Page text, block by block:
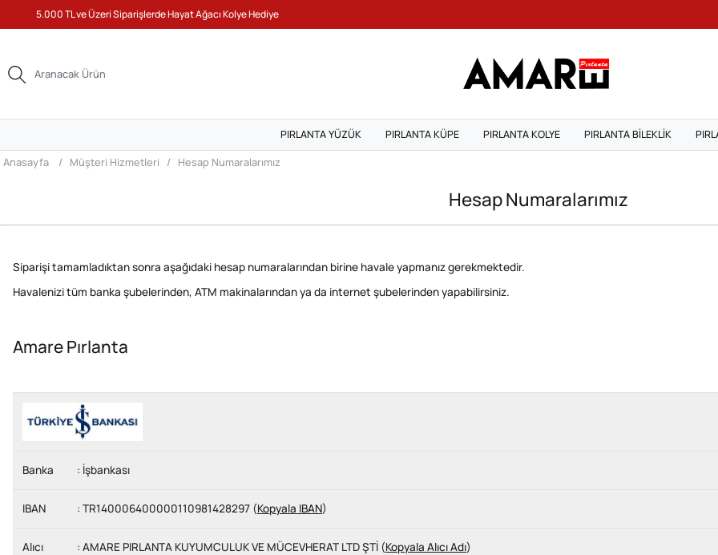
5.000 TL ve Üzeri Siparişlerde Hayat Ağacı Kolye Hediye
PIRLANTA YÜZÜK PIRLANTA KÜPE PIRLANTA KOLYE PIRLANTA BILEKLIK
Anasayfa Müşteri Hizmetleri Hesap Numaralarımız
Hesap Numaralarımız
Siparişi tamamladıktan sonra aşağıdaki hesap numaralarından birine havale yapmanız gerekmektedir.
Havalenizi tüm banka şubelerinden, ATM makinalarından ya da internet şubelerinden yapabilirsiniz.
Amare Pırlanta
Banka : İşbankası
IBAN : TR140006400000110981428297 (Kopyala IBAN)
Alıcı
: AMARE PIRLANTA KUYUMCULUK VE MÜCEVHERAT LTD ŞTİ (Kopyala Alıcı Adı)